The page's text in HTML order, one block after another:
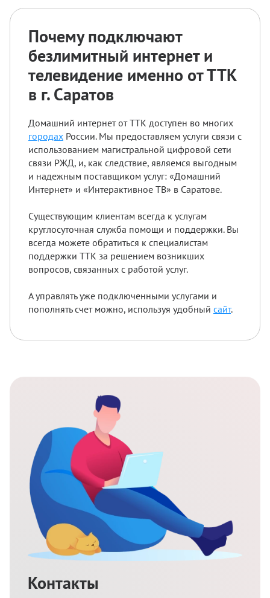
Почему подключают
безлимитный интернет и
телевидение именно от ТТК
в г. Саратов
Домашний интернет от ТТК доступен во многих
городах России. Мы предоставляем услуги связи с
использованием магистральной цифровой сети
связи РЖД, и, как следствие, являемся выгодным
и надежным поставщиком услуг: «Домашний
Интернет» и «Интерактивное ТВ» в Саратове.
Существующим клиентам всегда к услугам
круглосуточная служба помощи и поддержки. Вы
всегда можете обратиться к специалистам
поддержки ТТК за решением возникших
вопросов, связанных с работой услуг.
А управлять уже подключенными услугами и
пополнять счет можно, используя удобный сайт.
Контакты